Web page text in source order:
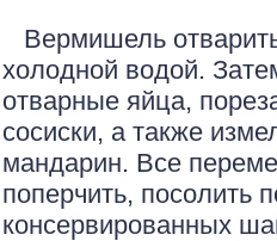
Вермишель
холодной водой.
отварные яйца,
сосиски, а также
мандарин. Все
поперчить, посолить
консервированных